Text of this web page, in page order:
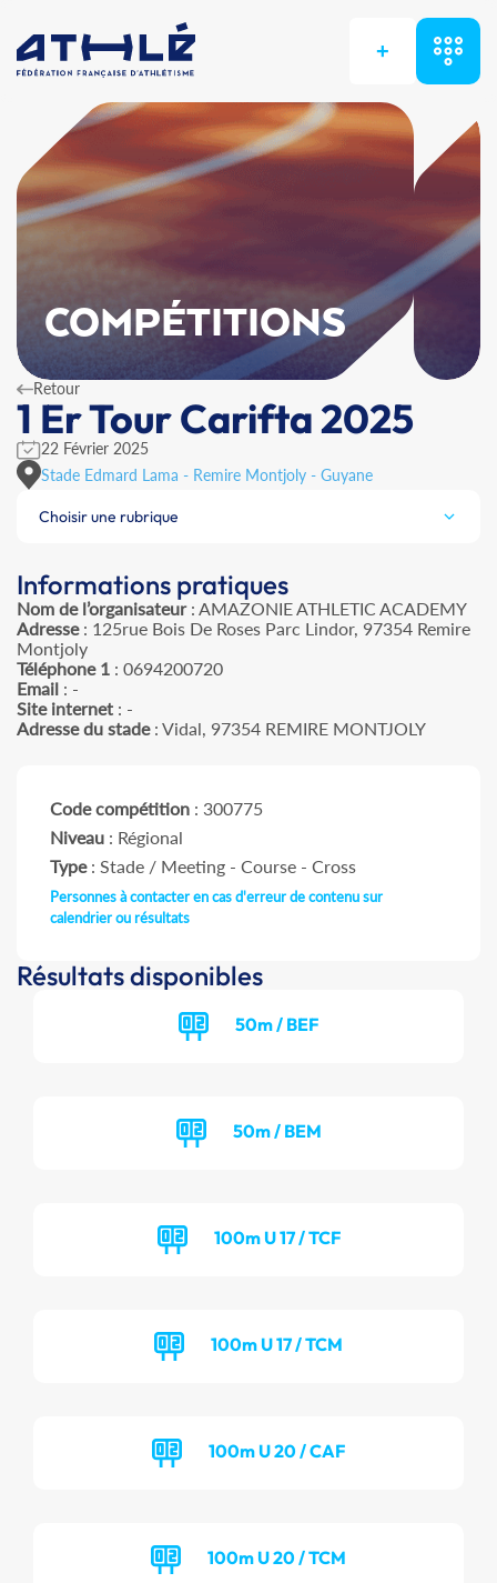
+
COMPÉTITIONS
Retour
1 Er Tour Carifta 2025
22 Février 2025
Stade Edmard Lama - Remire Montjoly - Guyane
Choisir une rubrique
Informations pratiques
Nom de l’organisateur: AMAZONIE ATHLETIC ACADEMY
Adresse: 125rue Bois De Roses Parc Lindor, 97354 Remire
Montjoly
Téléphone 1 : 0694200720
Email : -
Site internet : -
Adresse du stade: Vidal, 97354 REMIRE MONTJOLY
Code compétition : 300775
Niveau : Régional
Type: Stade / Meeting - Course - Cross
Personnes à contacter en cas d'erreur de contenu sur
calendrier ou résultats
Résultats disponibles
50m / BEF
50m / BEM
100m U 17 / TCF
100m U 17 / TCM
100m U 20 / CAF
100m U 20 / TCM